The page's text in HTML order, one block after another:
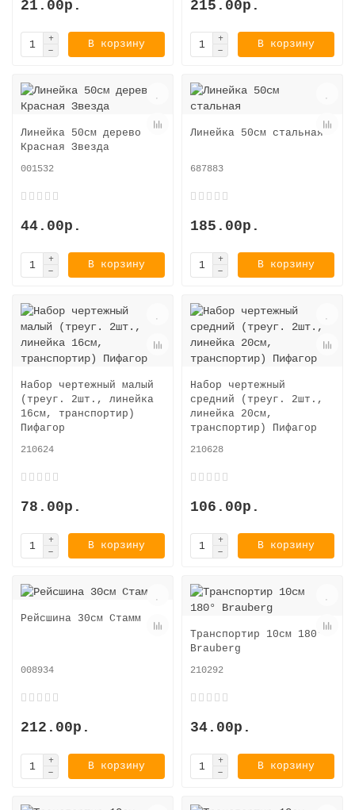
21.00р.
В корзину
215.00р.
В корзину
Линейка 50см дерево
Красная Звезда
001532
44.00р.
В корзину
Линейка 50см стальная
687883
185.00р.
В корзину
Набор чертежный малый
(треуг. 2шт., линейка
16см, транспортир)
Пифагор
210624
78.00р.
В корзину
Набор чертежный
средний (треуг. 2шт.,
линейка 20см,
транспортир) Пифагор
210628
106.00р.
В корзину
Рейсшина 30см Стамм
008934
212.00р.
В корзину
Транспортир 10см 180°
Brauberg
210292
34.00р.
В корзину